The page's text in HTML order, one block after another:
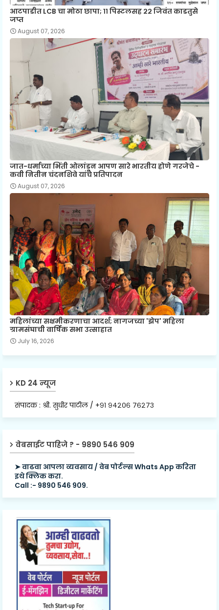
आटपाडीत LCB चा मोठा छापा; ११ पिस्टलसह २२ जिवंत काडतुसे
जप्त
August 07, 2026
जात-धर्माच्या भिंती ओलांडून आपण सारे भारतीय होणे गरजेचे -
कवी नितीन चंदनशिवे यांचे प्रतिपादन
August 07, 2026
महिलांच्या सक्षमीकरणाचा आदर्श; नागजच्या 'झेप' महिला
ग्रामसंघाची वार्षिक सभा उत्साहात
July 16, 2026
KD 24 न्यूज
संपादक : श्री. सुधीर पाटील / +९१ ९४२०६ ७६२७३
वेबसाईट पाहिजे ? - 9890 546 909
➤ वाढवा आपला व्यवसाय / वेब पोर्टल्स Whats App करिता
इथे क्लिक करा.
Call :- 9890 546 909.